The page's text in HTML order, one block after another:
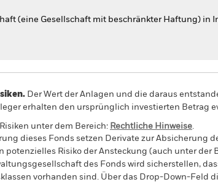
(eine Gesellschaft mit beschränkter Haftung) in
Der Wert der Anlagen und die daraus
erhalten den ursprünglich investierten Betrag
unter dem Bereich: Rechtliche Hinweise.
dieses Fonds setzen Derivate zur Absicherung
potenzielles Risiko der Ansteckung (auch unter der
des Fonds wird sicherstellen,
vorhanden sind. Über das Drop-Down-Feld